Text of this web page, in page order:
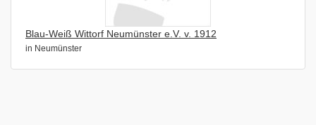
Blau-Weiß Wittorf Neumünster e.V. v. 1912
in Neumünster